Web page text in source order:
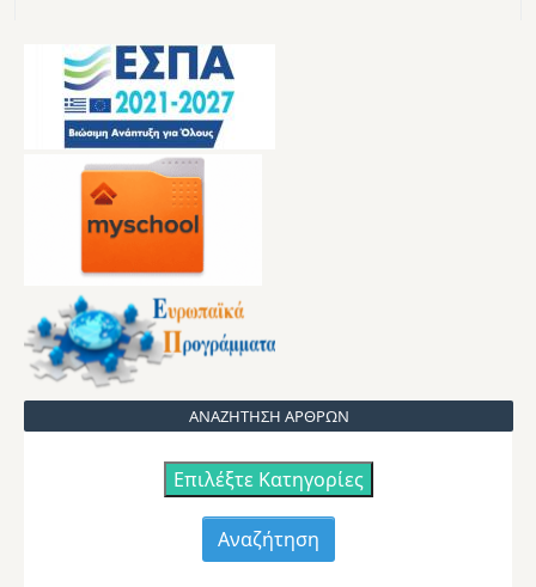
ΑΝΑΖΗΤΗΣΗ ΑΡΘΡΩΝ
Επιλέξτε Κατηγορίες